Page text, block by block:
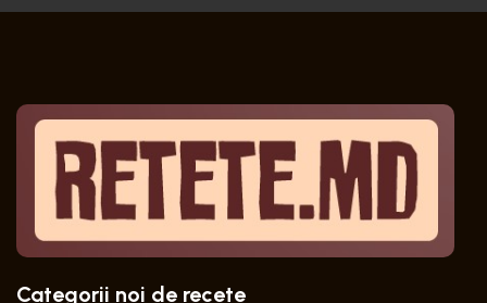
Categorii noi de recete